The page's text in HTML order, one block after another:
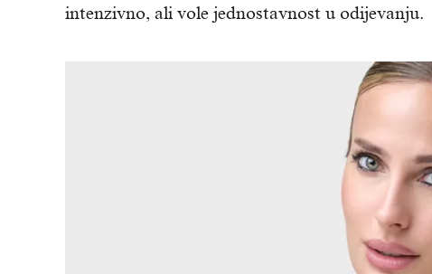
intenzivno, ali vole jednostavnost u odijevanju.